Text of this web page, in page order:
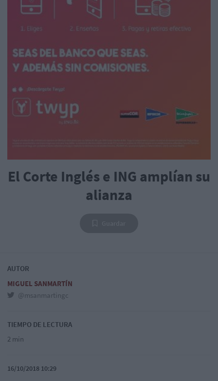
El Corte Inglés e ING amplían su
alianza
AUTOR
MIGUEL SANMARTÍN
@msanmartingc
TIEMPO DE LECTURA
2 min
16/10/2018 10:29